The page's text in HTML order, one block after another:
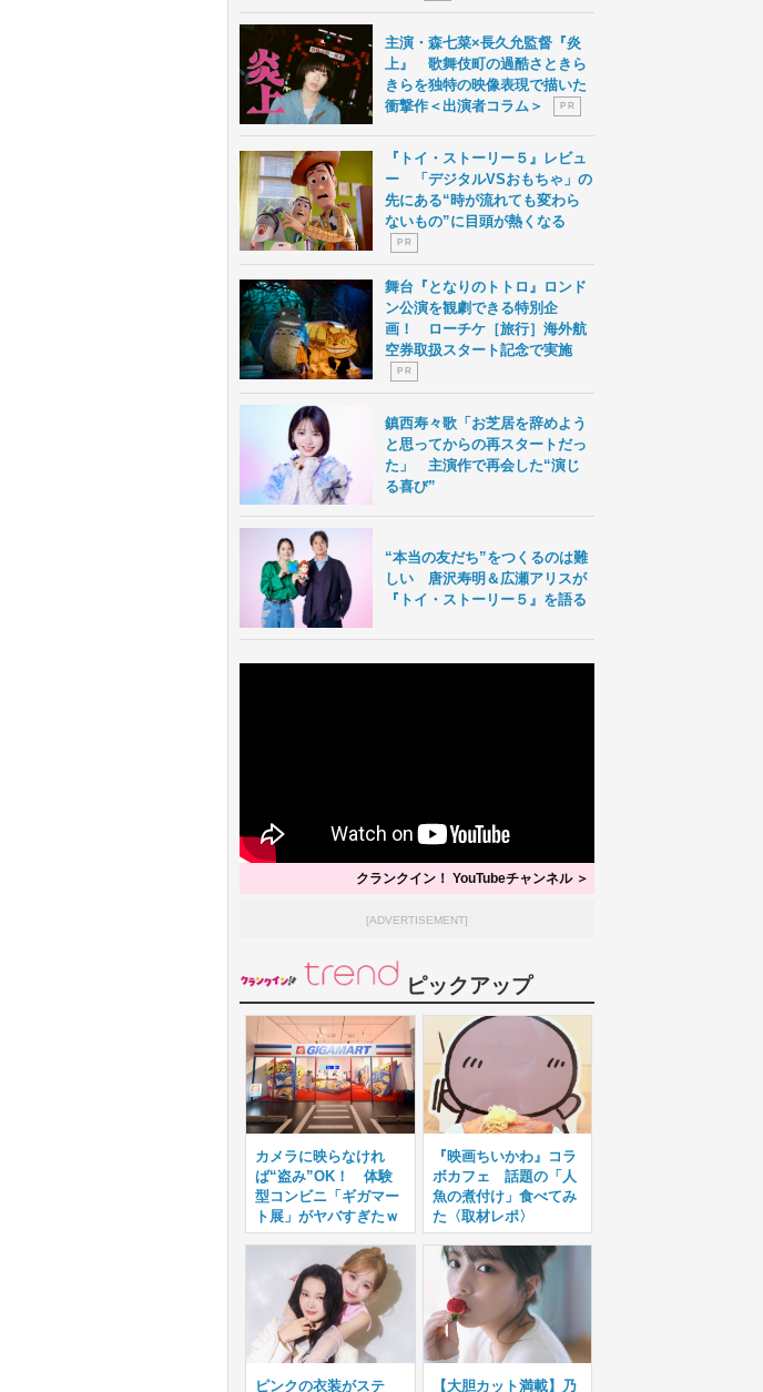
主演・森七菜×長久允監督『炎
上』 歌舞伎町の過酷さときら
きらを独特の映像表現で描いた
衝撃作＜出演者コラム＞
P R
『トイ・ストーリー５』レビュ
ー 「デジタルVSおもちゃ」の
先にある“時が流れても変わら
ないもの”に目頭が熱くなる
P R
舞台『となりのトトロ』ロンド
ン公演を観劇できる特別企
画！ ローチケ［旅行］海外航
空券取扱スタート記念で実施
P R
鎮西寿々歌「お芝居を辞めよう
と思ってからの再スタートだっ
た」 主演作で再会した“演じ
る喜び”
“本当の友だち”をつくるのは難
しい 唐沢寿明＆広瀬アリスが
『トイ・ストーリー５』を語る
クランクイン！ YouTubeチャンネル ＞
[ADVERTISEMENT]
ピックアップ
カメラに映らなけれ
ば“盗み”OK！ 体験
型コンビニ「ギガマー
ト展」がヤバすぎたｗ
『映画ちいかわ』コラ
ボカフェ 話題の「人
魚の煮付け」食べてみ
た〈取材レポ〉
ピンクの衣装がステ 【大胆カット満載】乃